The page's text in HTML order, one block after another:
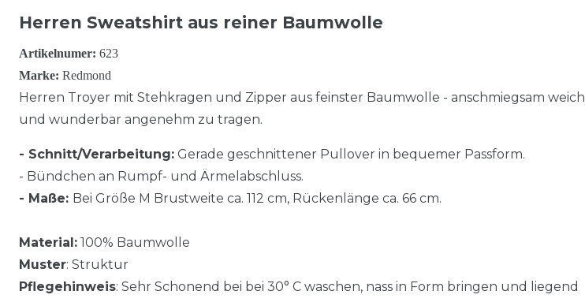
Herren Sweatshirt aus reiner Baumwolle
Artikelnumer: 623
Marke: Redmond
Herren Troyer mit Stehkragen und Zipper aus feinster Baumwolle - anschmiegsam weich
und wunderbar angenehm zu tragen.
- Schnitt/Verarbeitung: Gerade geschnittener Pullover in bequemer Passform.
- Bündchen an Rumpf- und Ärmelabschluss.
- Maße: Bei Größe M Brustweite ca. 112 cm, Rückenlänge ca. 66 cm.
Material: 100% Baumwolle
Muster: Struktur
Pflegehinweis: Sehr Schonend bei bei 30° C waschen, nass in Form bringen und liegend